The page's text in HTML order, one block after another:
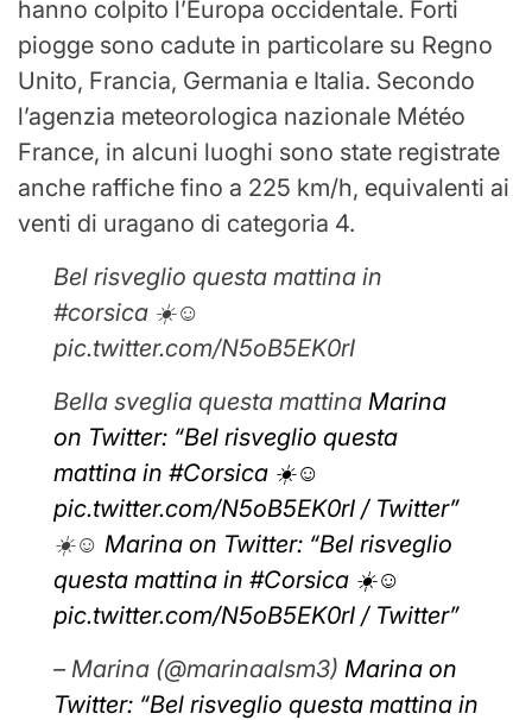
hanno colpito l’Europa occidentale. Forti
piogge sono cadute in particolare su Regno
Unito, Francia, Germania e Italia. Secondo
l’agenzia meteorologica nazionale Météo
France, in alcuni luoghi sono state registrate
anche raffiche fino a 225 km/h, equivalenti ai
venti di uragano di categoria 4.
Bel risveglio questa mattina in
#corsica ☀️☺️
pic.twitter.com/N5oB5EK0rI
Bella sveglia questa mattina Marina
on Twitter: “Bel risveglio questa
mattina in #Corsica ☀️☺️
pic.twitter.com/N5oB5EK0rI / Twitter”
☀️☺️ Marina on Twitter: “Bel risveglio
questa mattina in #Corsica ☀️☺️
pic.twitter.com/N5oB5EK0rI / Twitter”
– Marina (@marinaalsm3) Marina on
Twitter: “Bel risveglio questa mattina in